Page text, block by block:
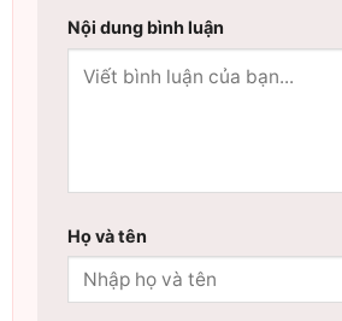
Nội dung bình luận
Họ và tên